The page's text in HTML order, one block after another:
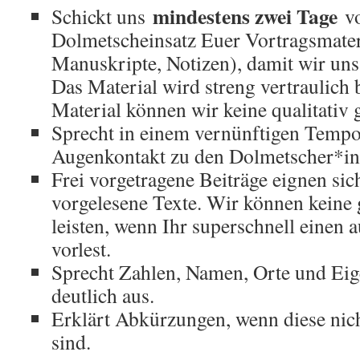
Schickt uns mindestens zwei Tage
Dolmetscheinsatz Euer
Manuskripte, Notizen), damit wir
Das Material wird streng vertraulich
Material können wir keine qualitativ
Sprecht in einem vernünftigen
Augenkontakt zu den
Frei vorgetragene Beiträge eignen
vorgelesene Texte. Wir können
leisten, wenn Ihr superschnell einen
vorlest.
Sprecht Zahlen, Namen, Orte und
deutlich aus.
Erklärt Abkürzungen, wenn diese
sind.